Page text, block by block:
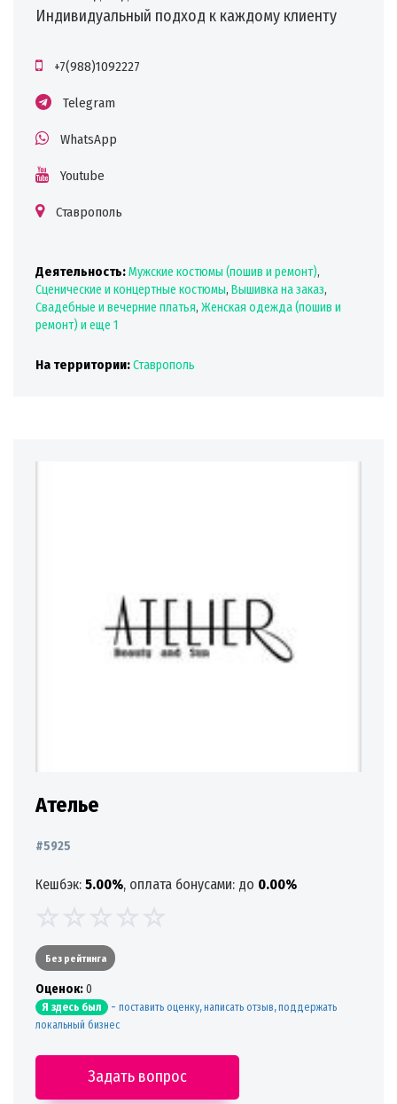
Индивидуальный подход к каждому клиенту
+7(988)1092227
Telegram
WhatsApp
Youtube
Ставрополь
Деятельность:Мужские костюмы (пошив и ремонт),
Сценические и концертные костюмы, Вышивка на заказ,
Свадебные и вечерние платья, Женская одежда (пошив и
ремонт) и еще 1
На территории:Ставрополь
Ателье
#5925
Кешбэк: 5.00%, оплата бонусами: до 0.00%
Без рейтинга
Oценок:0
Я здесь был - поставить оценку, написать отзыв, поддержать
локальный бизнес
Задать вопрос